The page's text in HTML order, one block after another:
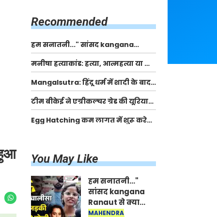
Recommended
हम सनातनी..." सांसद kangana
Ranaut से क्या बोली लड़की? Viral
Jantar-Mantar | CJP protest
मनीषा हत्याकांड: हत्या, आत्महत्या या कोई बड़ा राज?
| Full Story | Josh Haryana
Mangalsutra: हिंदू धर्म में शादी के बाद
मंगलसूत्र क्यों पहनती है महिलाएं, किसने
शुरु की ये परंपरा
टीम बीकेई ने एग्रीकल्चर ग्रेड की यूरिया
खाद गट्टों में बदलकर टेक्निकल ग्रेड में
बेचने वालों पर करवाई कार्रवाई:
Egg Hatching कम लागत में शुरू करे
You May Like
हम सनातनी..."
सांसद kangana
Ranaut से क्या
बोली लड़की? Viral
MAHENDRA